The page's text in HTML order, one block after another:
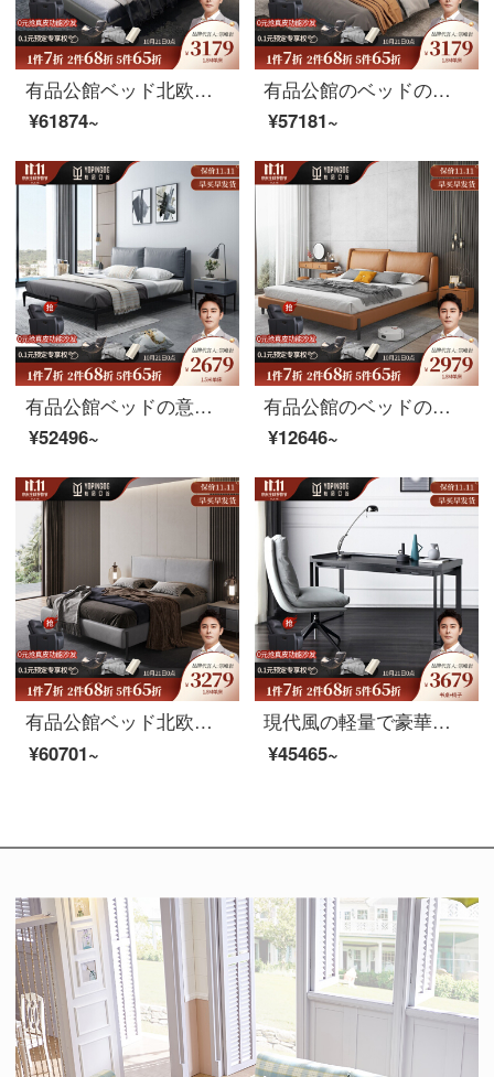
有品公館ベッド北欧真皮ベッド現代簡素化のメインベッド1.8メートルダブルベッド北欧軽奢結婚式ベッドのダブルベッド（ヘッドクラフト）シングルベッド+ラテックスマットレス+マットレス*2 1.8メートルサポートモデル
¥61874~
有品公館のベッドの意味式はきわめて簡単で現代的です。北欧の軟包1.8メートルの結婚ベッドネットの赤いタイプ（頭の層の牛革）のシングルベッド+ベッドの頭の棚*2 1.8メートルの高さの箱の金
¥57181~
有品公館ベッドの意味があります。極簡単な真皮ベッドの主な寝台です。現代簡単なヘッド層の牛革のダブルベッド1.8メートルの結婚ベッドの軟包ベッド（ヘッド層の牛革）シングルベッド+ココナッツブラウンマットレス+マットレス*2 1.8メートルのフレームベッド
¥52496~
有品公館のベッドの意味式はきわめて簡単で、真皮のベッドの現代簡単なダブルベッドの1.5メートルの主な寝台は1.8メートルの軽奢な結婚ベッドの北欧の皮の芸術のベッドの1.8メートルのシングルベッドはどうしても柔らかいです。
¥12646~
有品公館ベッド北欧真皮ベッドイタリア式極短ダブルベッド1.8 mベッド現代簡単予約ins風軽豪華ベッド軟包主寝台（頭層牛革）シングルベッド+ココナッツブラウンマットレス+マットレス*2 1.8メートル高の箱タイプ
¥60701~
現代風の軽量で豪華なデスクがあります。引き出し付きの簡単なデスクです。家庭用パソコン学習デスク書斎デスクデスクデスク（160*60*72）机＋椅子
¥45465~